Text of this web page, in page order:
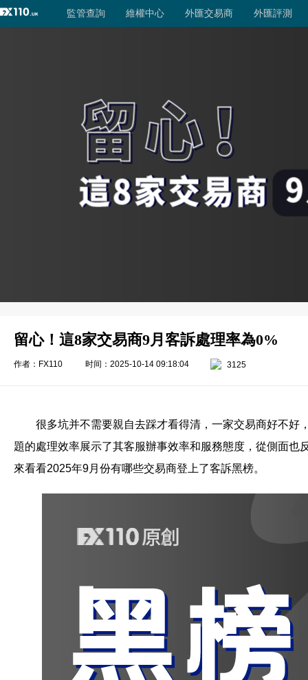
外匯交易商 監管查詢 監管評級
留心！這8家交易商9月客訴處理率為0%
作者：FX110 时间：2025-10-14 09:18:04 3125
很多坑并不需要親自去踩才看得清，一家交易商好不好
題的處理效率展示了其客服辦事效率和服務態度，從側面
來看看2025年9月份有哪些交易商登上了客訴黑榜。
監管查詢 維權中心 外匯交易商 外匯評測